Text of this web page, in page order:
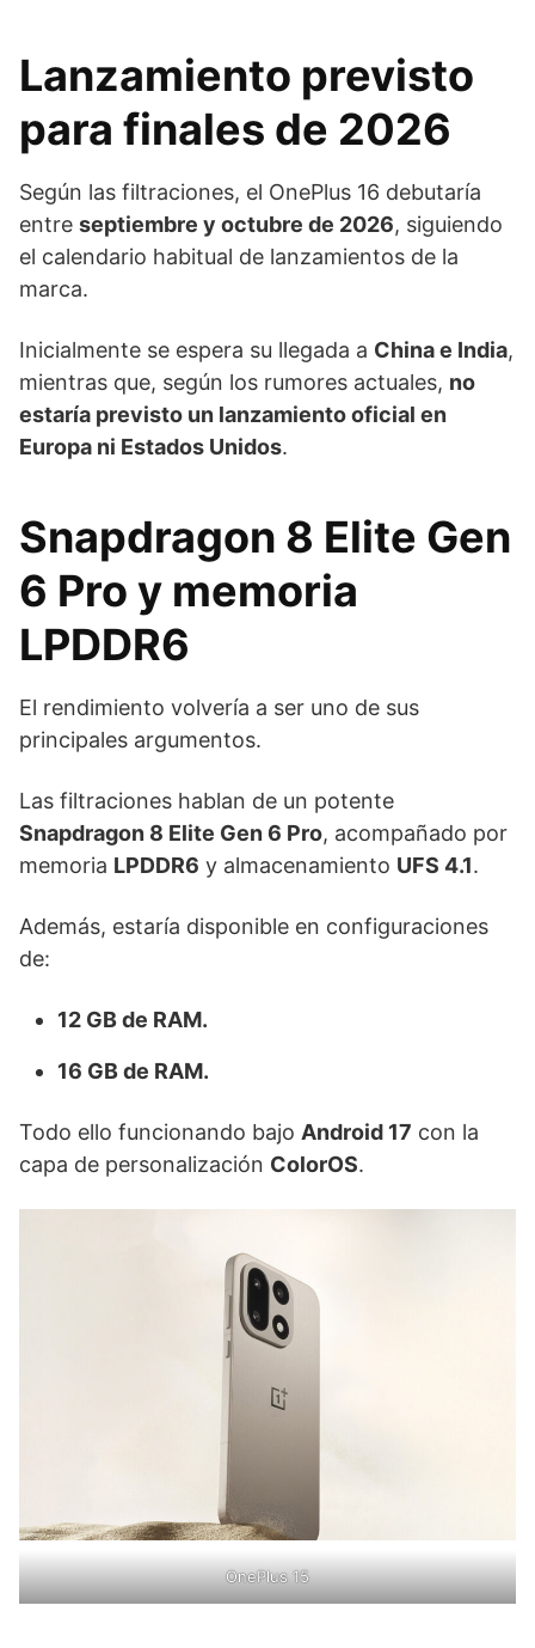
Lanzamiento previsto
para finales de 2026
Según las filtraciones, el OnePlus 16 debutaría
entre septiembre y octubre de 2026, siguiendo
el calendario habitual de lanzamientos de la
marca.
Inicialmente se espera su llegada a China e India,
mientras que, según los rumores actuales, no
estaría previsto un lanzamiento oficial en
Europa ni Estados Unidos.
Snapdragon 8 Elite Gen
6 Pro y memoria
LPDDR6
El rendimiento volvería a ser uno de sus
principales argumentos.
Las filtraciones hablan de un potente
Snapdragon 8 Elite Gen 6 Pro, acompañado por
memoria LPDDR6 y almacenamiento UFS 4.1.
Además, estaría disponible en configuraciones
de:
12 GB de RAM.
16 GB de RAM.
Todo ello funcionando bajo Android 17 con la
capa de personalización ColorOS.
OnePlus 15